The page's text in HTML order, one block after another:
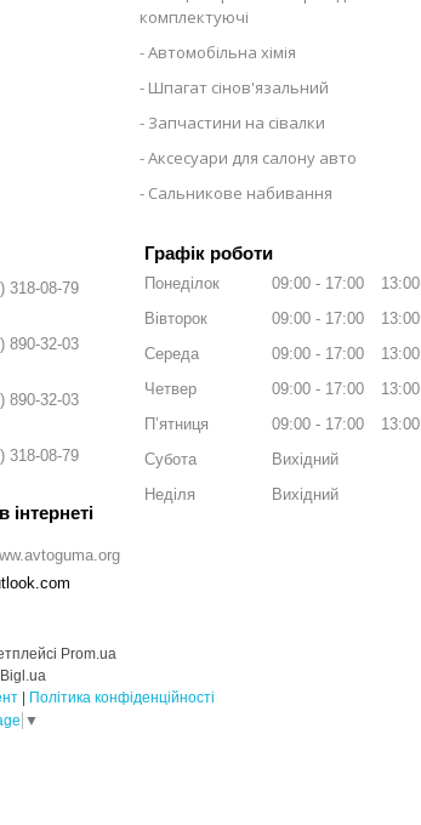
комплектуючі
Автомобільна хімія
Шпагат сінов'язальний
Запчастини на сівалки
Аксесуари для салону авто
Сальникове набивання
318-08-79
890-32-03
890-32-03
318-08-79
Графік роботи
Понеділок 09:00 17:00 13:00
Вівторок
09:00 17:00 13:00
Середа
09:00 17:00 13:00
Четвер
09:00 17:00 13:00
Пʼятниця
09:00 17:00 13:00
Субота
Вихідний
Неділя
Вихідний
Prom.ua
| Політика конфіденційності
▼